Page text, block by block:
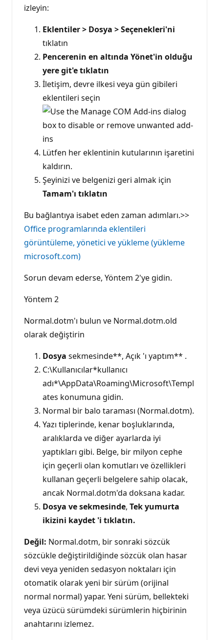
izleyin:
Eklentiler > Dosya > Seçenekleri'ni
tıklatın
Pencerenin en altında Yönet'in olduğu
yere git'e tıklatın
İletişim, devre ilkesi veya gün gibileri
eklentileri seçin
Lütfen her eklentinin kutularının işaretini
kaldırın.
Şeyinizi ve belgenizi geri almak için
Tamam'ı tıklatın
Bu bağlantıya isabet eden zaman adımları.>>
Office programlarında eklentileri
görüntüleme, yönetici ve yükleme (yükleme
microsoft.com)
Sorun devam ederse, Yöntem 2'ye gidin.
Yöntem 2
Normal.dotm'ı bulun ve Normal.dotm.old
olarak değiştirin
Dosya sekmesinde**, Açık 'ı yaptım** .
C:\Kullanıcılar*kullanıcı
adı*\AppData\Roaming\Microsoft\Templ
ates konumuna gidin.
Normal bir balo taraması (Normal.dotm).
Yazı tiplerinde, kenar boşluklarında,
aralıklarda ve diğer ayarlarda iyi
yaptıkları gibi. Belge, bir milyon cephe
için geçerli olan komutları ve özellikleri
kullanan geçerli belgelere sahip olacak,
ancak Normal.dotm'da doksana kadar.
Dosya ve sekmesinde, Tek yumurta
ikizini kaydet 'i tıklatın.
Değil: Normal.dotm, bir sonraki sözcük
sözcükle değiştirildiğinde sözcük olan hasar
devi veya yeniden sedasyon noktaları için
otomatik olarak yeni bir sürüm (orijinal
normal normal) yapar. Yeni sürüm, bellekteki
veya üzücü sürümdeki sürümlerin hiçbirinin
anahtarını izlemez.